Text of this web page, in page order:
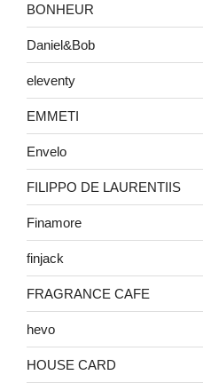
BONHEUR
Daniel&Bob
eleventy
EMMETI
Envelo
FILIPPO DE LAURENTIIS
Finamore
finjack
FRAGRANCE CAFE
hevo
HOUSE CARD